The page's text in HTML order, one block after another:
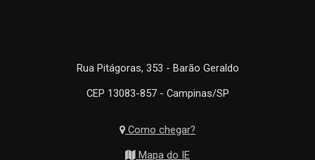
Rua Pitágoras, 353 - Barão Geraldo
CEP 13083-857 - Campinas/SP
Como chegar?
Mapa do IE